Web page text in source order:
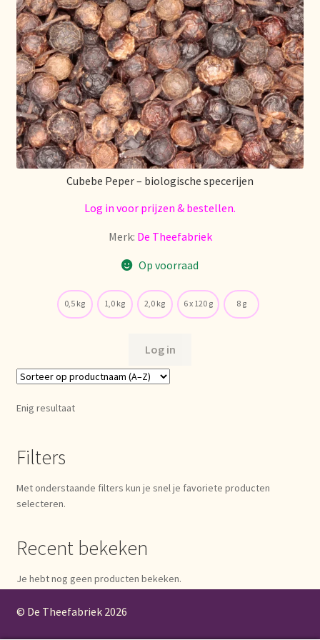
Allgemeine Geschäftsbedingungen
Assortiment
Assortiment
Asuntos de existencias
Bestellung und Lieferzeit
Betalen en kortingen
Bienvenue dans notre commerce de gros de thé !
Bio-Zertifikate
Biologische certificaten
Boletín informativo
Commande et délai de livraison
Cubebe Peper – biologische specerijen
Log in voor prijzen & bestellen.
Merk: De Theefabriek
Op voorraad
0,5 kg 1,0 kg 2,0 kg 6 x 120 g 8 g
Log in
Enig resultaat
Filters
Met onderstaande filters kun je snel je favoriete producten
selecteren.
Recent bekeken
Je hebt nog geen producten bekeken.
© De Theefabriek 2026